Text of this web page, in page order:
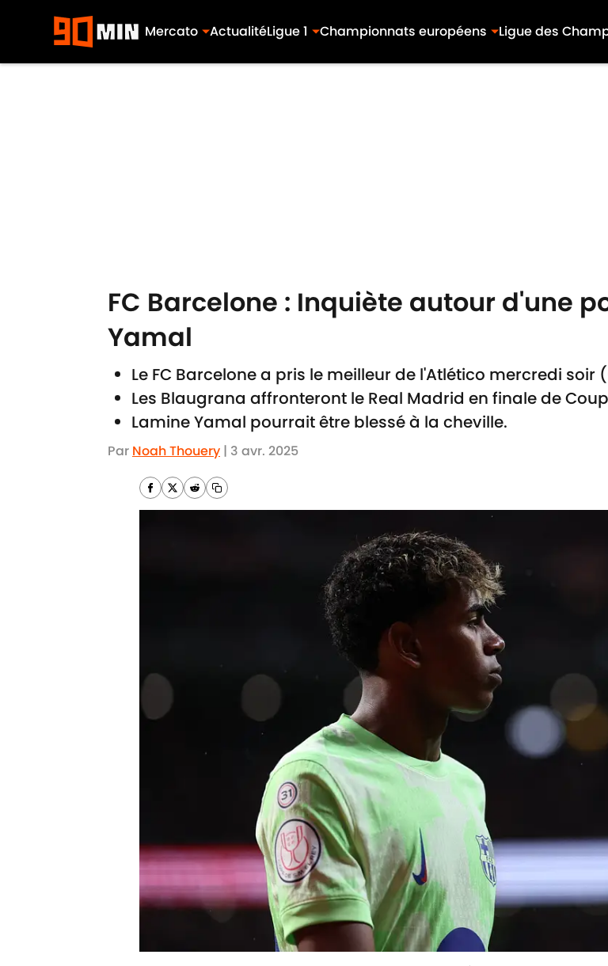
Mercato ActualitéLigue 1 Championnats européens Ligue des
FC Barcelone : Inquiète autour d'une
Yamal
Le FC Barcelone a pris le meilleur de l'Atlético mercredi soir
Les Blaugrana affronteront le Real Madrid en finale de
Lamine Yamal pourrait être blessé à la cheville.
Par Noah Thouery | 3 avr. 2025